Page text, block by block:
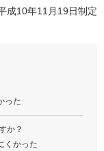
成10年11月19日制定
った
か？
くかった